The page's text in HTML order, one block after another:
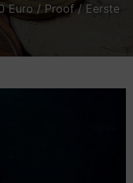
Euro / Proof / Eerste